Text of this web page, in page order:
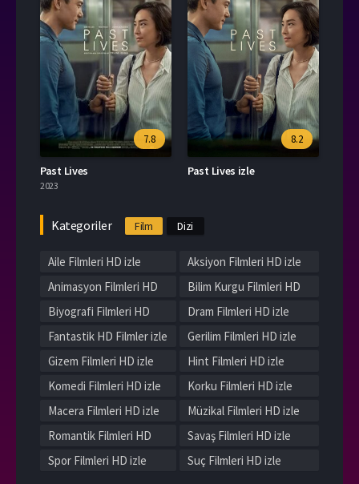
7.8
Past Lives
2023
8.2
Past Lives izle
Kategoriler Film Dizi
Aile Filmleri HD izle
Aksiyon Filmleri HD izle
Animasyon Filmleri HD
izle
Bilim Kurgu Filmleri HD
izle
Biyografi Filmleri HD
izle
Dram Filmleri HD izle
Fantastik HD Filmler izle
Gerilim Filmleri HD izle
Gizem Filmleri HD izle
Hint Filmleri HD izle
Komedi Filmleri HD izle
Korku Filmleri HD izle
Macera Filmleri HD izle
Müzikal Filmleri HD izle
Romantik Filmleri HD
izle
Savaş Filmleri HD izle
Spor Filmleri HD izle
Suç Filmleri HD izle